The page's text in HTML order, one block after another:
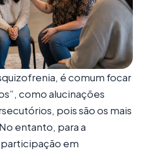
é comum focar
como alucinações
pois são os mais
entanto, para a
em